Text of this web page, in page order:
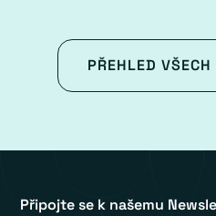
PŘEHLED
Připojte se k našemu